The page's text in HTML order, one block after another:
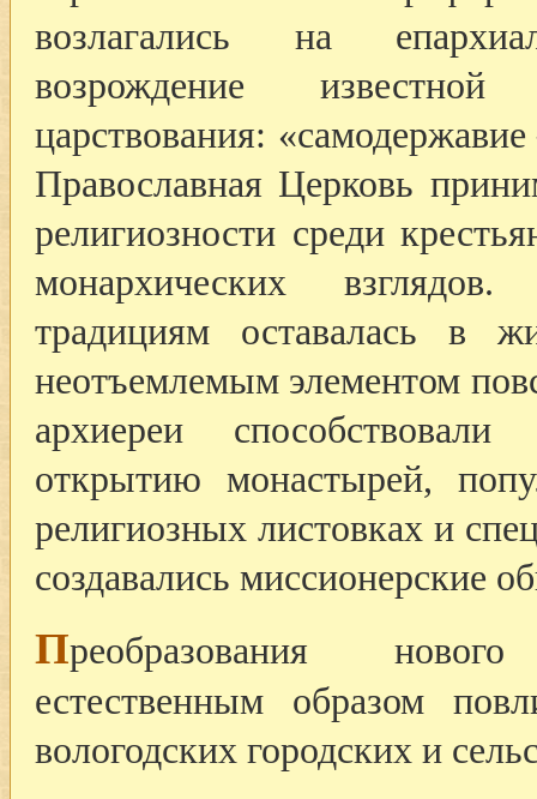
возлагались на
возрождение известной
царствования:
Православная Церковь
религиозности среди
монархических
традициям оставалась в
неотъемлемым элементом
архиереи
открытию монастырей,
религиозных листовках и
создавались миссионерские
Преобразования
естественным образом
вологодских городских и